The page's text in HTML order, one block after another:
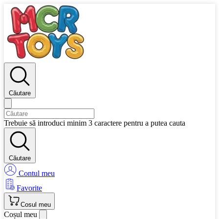
Căutare
Trebuie să introduci minim 3 caractere pentru a putea cauta
Căutare
Contul meu
Favorite
Cosul meu
Coșul meu